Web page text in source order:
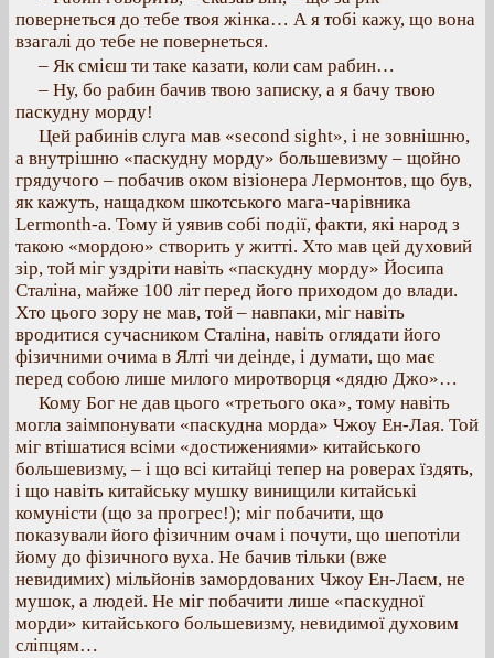
повернеться до тебе твоя жінка… А я тобі кажу, що вона
взагалі до тебе не повернеться.
– Як смієш ти таке казати, коли сам рабин…
– Ну, бо рабин бачив твою записку, а я бачу твою
паскудну морду!
Цей рабинів слуга мав «second sight», і не зовнішню,
а внутрішню «паскудну морду» большевизму – щойно
грядучого – побачив оком візіонера Лермонтов, що був,
як кажуть, нащадком шкотського мага-чарівника
Lermonth-a. Тому й уявив собі події, факти, які народ з
такою «мордою» створить у житті. Хто мав цей духовий
зір, той міг уздріти навіть «паскудну морду» Йосипа
Сталіна, майже 100 літ перед його приходом до влади.
Хто цього зору не мав, той – навпаки, міг навіть
вродитися сучасником Сталіна, навіть оглядати його
фізичними очима в Ялті чи деінде, і думати, що має
перед собою лише милого миротворця «дядю Джо»…
Кому Бог не дав цього «третього ока», тому навіть
могла заімпонувати «паскудна морда» Чжоу Ен-Лая. Той
міг втішатися всіми «достижениями» китайського
большевизму, – і що всі китайці тепер на роверах їздять,
і що навіть китайську мушку винищили китайські
комуністи (що за прогрес!); міг побачити, що
показували його фізичним очам і почути, що шепотіли
йому до фізичного вуха. Не бачив тільки (вже
невидимих) мільйонів замордованих Чжоу Ен-Лаєм, не
мушок, а людей. Не міг побачити лише «паскудної
морди» китайського большевизму, невидимої духовим
сліпцям…